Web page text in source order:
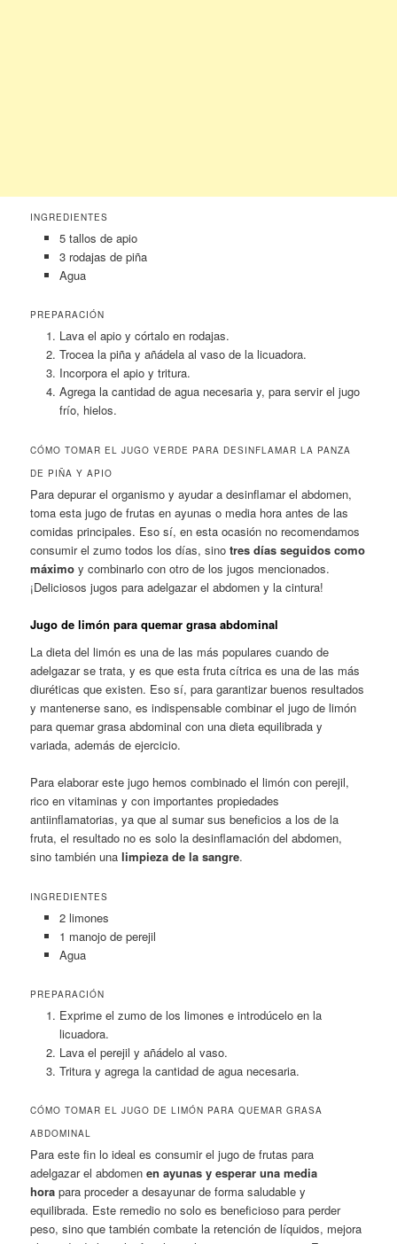
INGREDIENTES
5 tallos de apio
3 rodajas de piña
Agua
PREPARACIÓN
Lava el apio y córtalo en rodajas.
Trocea la piña y añádela al vaso de la licuadora.
Incorpora el apio y tritura.
Agrega la cantidad de agua necesaria y, para servir el jugo
frío, hielos.
CÓMO TOMAR EL JUGO VERDE PARA DESINFLAMAR LA PANZA
DE PIÑA Y APIO
Para depurar el organismo y ayudar a desinflamar el abdomen,
toma esta jugo de frutas en ayunas o media hora antes de las
comidas principales. Eso sí, en esta ocasión no recomendamos
consumir el zumo todos los días, sinotres días seguidos como
máximo y combinarlo con otro de los jugos mencionados.
¡Deliciosos jugos para adelgazar el abdomen y la cintura!
Jugo de limón para quemar grasa abdominal
La dieta del limón es una de las más populares cuando de
adelgazar se trata, y es que esta fruta cítrica es una de las más
diuréticas que existen. Eso sí, para garantizar buenos resultados
y mantenerse sano, es indispensable combinar el jugo de limón
para quemar grasa abdominal con una dieta equilibrada y
variada, además de ejercicio.
Para elaborar este jugo hemos combinado el limón con perejil,
rico en vitaminas y con importantes propiedades
antiinflamatorias, ya que al sumar sus beneficios a los de la
fruta, el resultado no es solo la desinflamación del abdomen,
sino también una limpieza de la sangre.
INGREDIENTES
2 limones
1 manojo de perejil
Agua
PREPARACIÓN
Exprime el zumo de los limones e introdúcelo en la
licuadora.
Lava el perejil y añádelo al vaso.
Tritura y agrega la cantidad de agua necesaria.
CÓMO TOMAR EL JUGO DE LIMÓN PARA QUEMAR GRASA
ABDOMINAL
Para este fin lo ideal es consumir el jugo de frutas para
adelgazar el abdomenen ayunas y esperar una media
hora para proceder a desayunar de forma saludable y
equilibrada. Este remedio no solo es beneficioso para perder
peso, sino que también combate la retención de líquidos, mejora